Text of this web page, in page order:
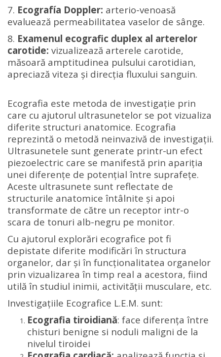
Ecografia este metoda de investigație prin
care cu ajutorul ultrasunetelor se pot vizualiza
diferite structuri anatomice. Ecografia
reprezintă o metodă neinvazivă de investigații.
Ultrasunetele sunt generate printr-un efect
piezoelectric care se manifestă prin apariția
unei diferențe de potențial între suprafețe.
Aceste ultrasunete sunt reflectate de
structurile anatomice întâlnite și apoi
transformate de către un receptor intr-o
scara de tonuri alb-negru pe monitor.
Cu ajutorul explorări ecografice pot fi
depistate diferite modificări în structura
organelor, dar și în funcționalitatea organelor
prin vizualizarea în timp real a acestora, fiind
utilă în studiul inimii, activității musculare, etc.
Investigațiile Ecografice L.E.M. sunt:
Ecografia tiroidiană: face diferența între
chisturi benigne si noduli maligni de la
nivelul tiroidei
7. Ecografía Doppler: arterio-venoasă
evaluează permeabilitatea vaselor de sânge.
8. Examenul ecografic duplex al arterelor
carotide: vizualizează arterele carotide,
măsoară amptitudinea pulsului carotidian,
apreciază viteza şi direcţia fluxului sanguin.